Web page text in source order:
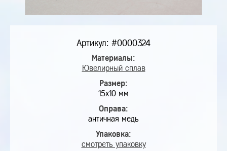
Артикул: #0000324
Материалы:
Ювелирный сплав
Размер:
15х10 мм
Оправа:
античная медь
Упаковка:
смотреть упаковку